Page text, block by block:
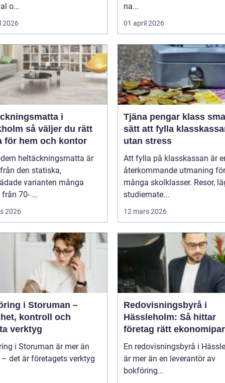
o...
2026
na...
01 april 2026
i
du rätt
för hem och kontor
heltäckningsmatta är
den statiska,
varianten många
70- ...
2026
Tjäna pengar klass smarta
sätt att fylla
utan stress
Att fylla på klasskassan är
återkommande utmaning för
många skolklasser. Resor,
studiemate...
12 mars 2026
i Storuman –
kontroll och
verktyg
i Storuman är mer än
det är företagets verktyg
Redovisningsbyrå i
Hässleholm: Så hittar
företag rätt
En redovisningsbyrå i
är mer än en leverantör av
bokföring...